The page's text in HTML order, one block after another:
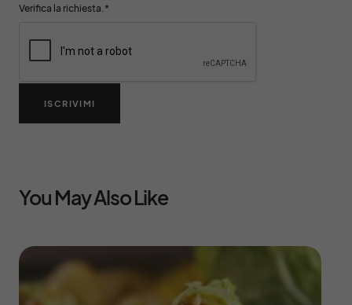
Verifica la richiesta. *
ISCRIVIMI
You May Also Like